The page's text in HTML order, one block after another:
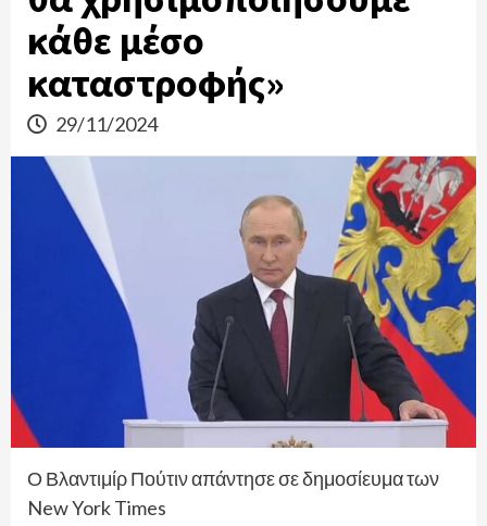
κάθε μέσο
καταστροφής»
29/11/2024
Ο Βλαντιμίρ Πούτιν απάντησε σε δημοσίευμα των
New York Times